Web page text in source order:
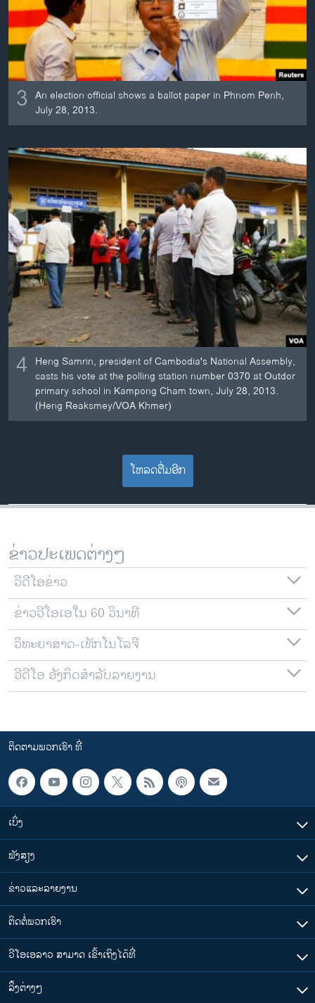
3 An election official shows a ballot paper in Phnom Penh,
July 28, 2013.
4 Heng Samrin, president of Cambodia's National Assembly,
casts his vote at the polling station number 0370 at Outdor
primary school in Kampong Cham town, July 28, 2013.
(Heng Reaksmey/VOA Khmer)
ໂຫລດຕື່ມອີກ
ຂ່າວປະເພດຕ່າງໆ
ວີດີໂອຂ່າວ
ຂ່າວວີໂອເອໃນ 60 ວິນາທີ
ວິທະຍາສາດ-ເທັກໂນໂລຈີ
ວີດີໂອ ອັງກິດສຳລັບລາຍງານ
ຕິດຕາມພວກເຮົາ ທີ່
ເບິ່ງ
ຟັງສຽງ
ຂ່າວແລະລາຍງານ
ຕິດຕໍ່ພວກເຮົາ
ວີໂອເອລາວ ສາມາດ ເຂົ້າເຖິງໄດ້ທີ່
​ລິ້ງ​ຕ່າງໆ